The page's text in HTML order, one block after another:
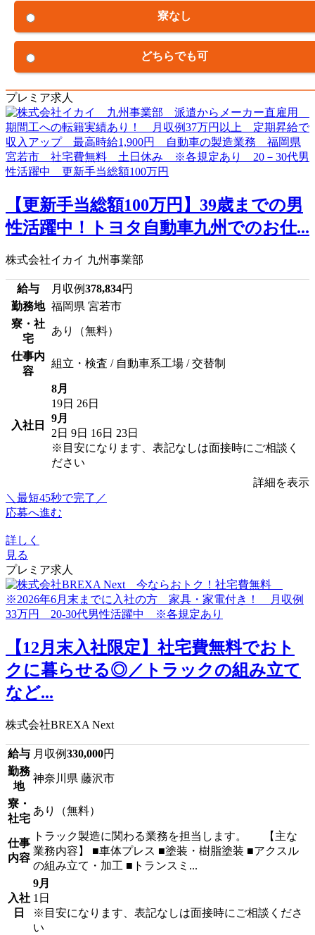
寮なし
どちらでも可
プレミア求人
【更新手当総額100万円】39歳までの男
性活躍中！トヨタ自動車九州でのお仕...
株式会社イカイ 九州事業部
給与 月収例378,834円
勤務地 福岡県 宮若市
寮・社
宅
あり（無料）
仕事内
容
組立・検査 / 自動車系工場 / 交替制
入社日
8月
19日 26日
9月
2日 9日 16日 23日
※目安になります、表記なしは面接時にご相談く
ださい
詳細を表示
＼最短45秒で完了／
応募へ進む
詳しく
見る
プレミア求人
【12月末入社限定】社宅費無料でおト
クに暮らせる◎／トラックの組み立て
など...
株式会社BREXA Next
給与 月収例330,000円
勤務
地
神奈川県 藤沢市
寮・
社宅
あり（無料）
仕事
内容
トラック製造に関わる業務を担当します。 【主な
業務内容】 ■車体プレス ■塗装・樹脂塗装 ■アクスル
の組み立て・加工 ■トランスミ...
入社
日
9月
1日
※目安になります、表記なしは面接時にご相談くださ
い